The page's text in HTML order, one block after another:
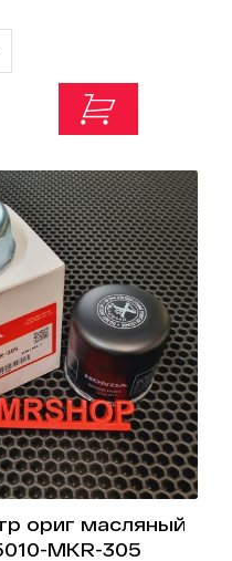
ориг масляный
MKR-305